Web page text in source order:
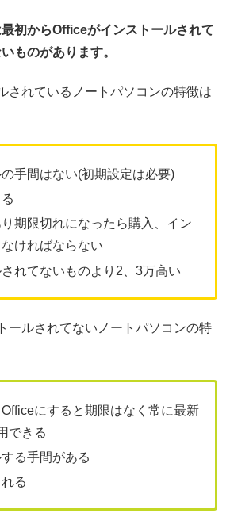
初からOfficeがインストールされて
ものがあります。
されているノートパソコンの特徴は
手間はない(初期設定は必要)
期限切れになったら購入、イン
ければならない
れてないものより2、3万高い
ールされてないノートパソコンの特
にすると期限はなく常に最新
できる
る手間がある
る